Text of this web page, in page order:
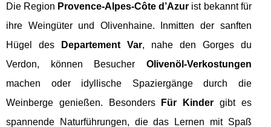
Die Region Provence-Alpes-Côte d’Azur ist bekannt für
ihre Weingüter und Olivenhaine. Inmitten der sanften
Hügel des
Departement Var, nahe den Gorges du
Verdon, können Besucher Olivenöl-Verkostungen
machen oder idyllische Spaziergänge durch die
Weinberge genießen. Besonders
Für Kinder gibt es
spannende Naturführungen, die das Lernen mit Spaß